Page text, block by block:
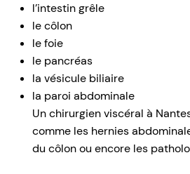
l’intestin grêle
le côlon
le foie
le pancréas
la vésicule biliaire
la paroi abdominale
Un chirurgien viscéral à
comme les hernies
du côlon ou encore les